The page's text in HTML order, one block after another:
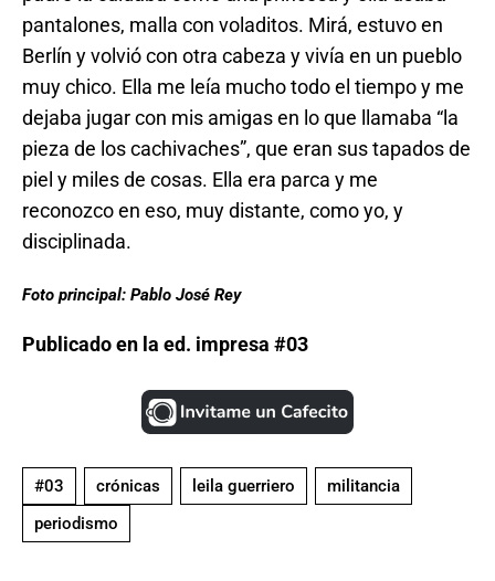
pantalones, malla con voladitos. Mirá, estuvo en
Berlín y volvió con otra cabeza y vivía en un pueblo
muy chico. Ella me leía mucho todo el tiempo y me
dejaba jugar con mis amigas en lo que llamaba “la
pieza de los cachivaches”, que eran sus tapados de
piel y miles de cosas. Ella era parca y me
reconozco en eso, muy distante, como yo, y
disciplinada.
Foto principal: Pablo José Rey
Publicado en la ed. impresa #03